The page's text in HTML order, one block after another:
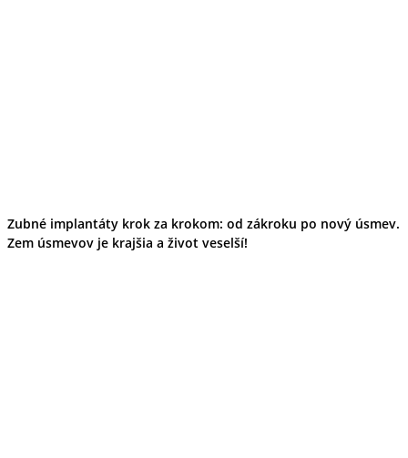
Zubné implantáty krok za krokom: od zákroku po nový úsmev.
Zem úsmevov je krajšia a život veselší!